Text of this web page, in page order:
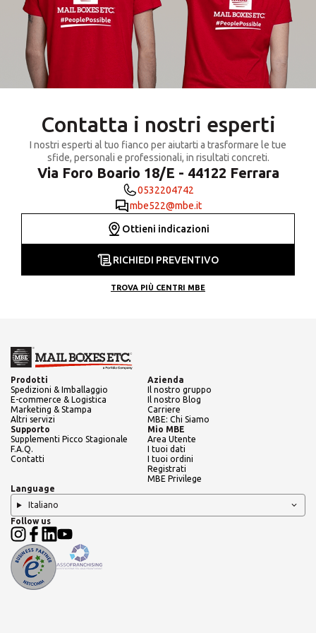
Contatta i nostri esperti
I nostri esperti al tuo fianco per aiutarti a trasformare le tue
sfide, personali e professionali, in risultati concreti.
Via Foro Boario 18/E - 44122 Ferrara
0532204742
mbe522@mbe.it
Ottieni indicazioni
RICHIEDI PREVENTIVO
TROVA PIÙ CENTRI MBE
Prodotti
Spedizioni & Imballaggio
E-commerce & Logistica
Marketing & Stampa
Altri servizi
Azienda
Il nostro gruppo
Il nostro Blog
Carriere
MBE: Chi Siamo
Supporto
Supplementi Picco Stagionale
F.A.Q.
Contatti
Mio MBE
Area Utente
I tuoi dati
I tuoi ordini
Registrati
MBE Privilege
Language
Italiano
Follow us